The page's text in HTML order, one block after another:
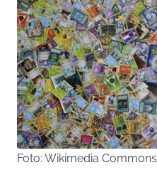
Foto: Wikimedia Commons